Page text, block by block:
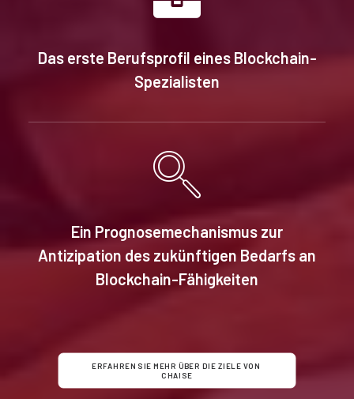
Das erste Berufsprofil eines Blockchain-
Spezialisten
Ein Prognosemechanismus zur
Antizipation des zukünftigen Bedarfs an
Blockchain-Fähigkeiten
ERFAHREN SIE MEHR ÜBER DIE ZIELE VON
CHAISE